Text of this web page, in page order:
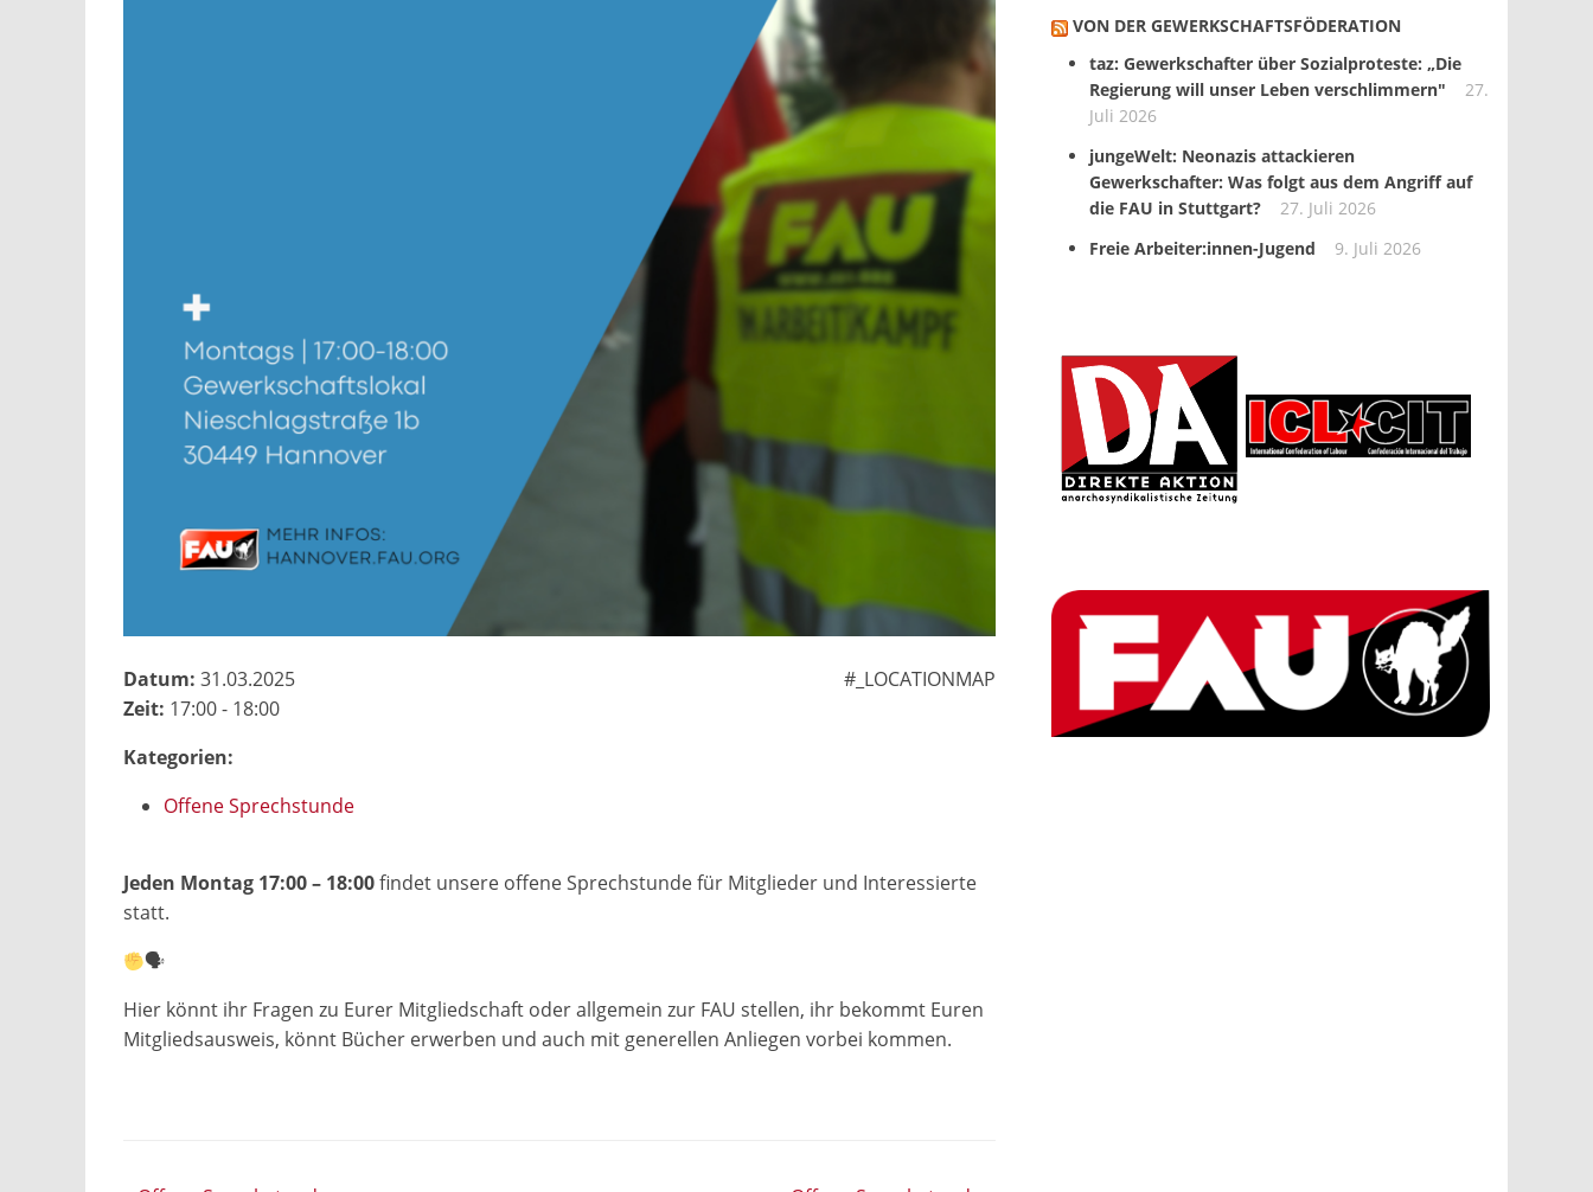
#_LOCATIONMAP
Datum: 31.03.2025
Zeit: 17:00 - 18:00
Kategorien:
Offene Sprechstunde
Jeden Montag 17:00 – 18:00findet unsere offene Sprechstunde für Mitglieder und Interessierte
statt.
🗣
Hier könnt ihr Fragen zu Eurer Mitgliedschaft oder allgemein zur FAU stellen, ihr bekommt Euren
Mitgliedsausweis, könnt Bücher erwerben und auch mit generellen Anliegen vorbei kommen.
VON DER GEWERKSCHAFTS­FÖDERATION
taz: Gewerkschafter über Sozialproteste: „Die
Regierung will unser Leben verschlimmern"
27.
Juli 2026
jungeWelt: Neonazis attackieren
Gewerkschafter: Was folgt aus dem Angriff auf
die FAU in Stuttgart?
27. Juli 2026
Freie Arbeiter:innen-Jugend
9. Juli 2026